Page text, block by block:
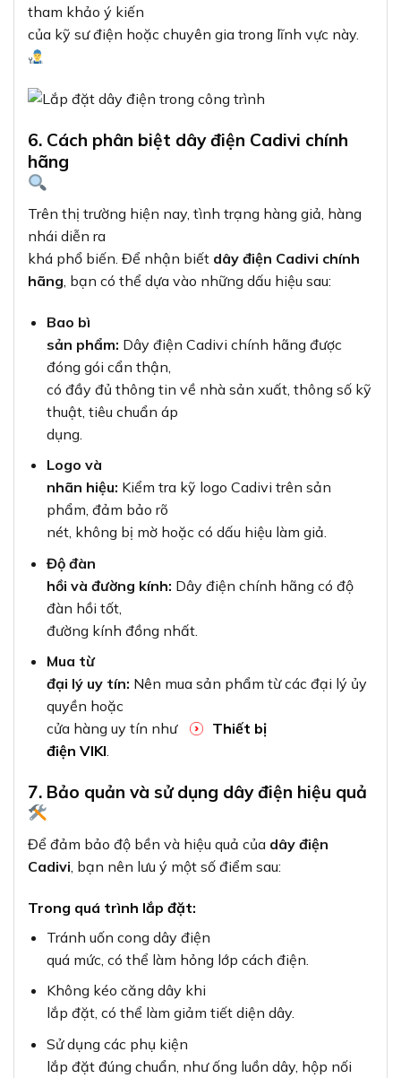
tham khảo ý kiến
của kỹ sư điện hoặc chuyên gia trong lĩnh vực này.
6. Cách phân biệt dây điện Cadivi chính
hãng
Trên thị trường hiện nay, tình trạng hàng giả, hàng
nhái diễn ra
khá phổ biến. Để nhận biết dây điện Cadivi chính
hãng , bạn có thể dựa vào những dấu hiệu sau:
Bao bì
sản phẩm: Dây điện Cadivi chính hãng được
đóng gói cẩn thận,
có đầy đủ thông tin về nhà sản xuất, thông số kỹ
thuật, tiêu chuẩn áp
dụng.
Logo và
nhãn hiệu: Kiểm tra kỹ logo Cadivi trên sản
phẩm, đảm bảo rõ
nét, không bị mờ hoặc có dấu hiệu làm giả.
Độ đàn
hồi và đường kính: Dây điện chính hãng có độ
đàn hồi tốt,
đường kính đồng nhất.
Mua từ
đại lý uy tín: Nên mua sản phẩm từ các đại lý ủy
quyền hoặc
cửa hàng uy tín như
Thiết bị
điện VIKI.
7. Bảo quản và sử dụng dây điện hiệu quả
Để đảm bảo độ bền và hiệu quả của dây điện
Cadivi , bạn nên lưu ý một số điểm sau:
Trong quá trình lắp đặt:
Tránh uốn cong dây điện
quá mức, có thể làm hỏng lớp cách điện.
Không kéo căng dây khi
lắp đặt, có thể làm giảm tiết diện dây.
Sử dụng các phụ kiện
lắp đặt đúng chuẩn, như ống luồn dây, hộp nối